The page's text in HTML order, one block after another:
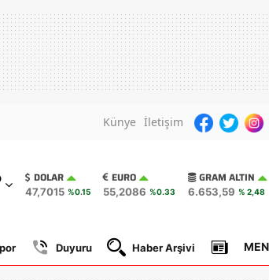
Künye İletişim
DOLAR
47,7015 %0.15
EURO
55,2086 %0.33
GRAM ALTIN
6.653,59 % 2,48
Duyuru Haber Arşivi